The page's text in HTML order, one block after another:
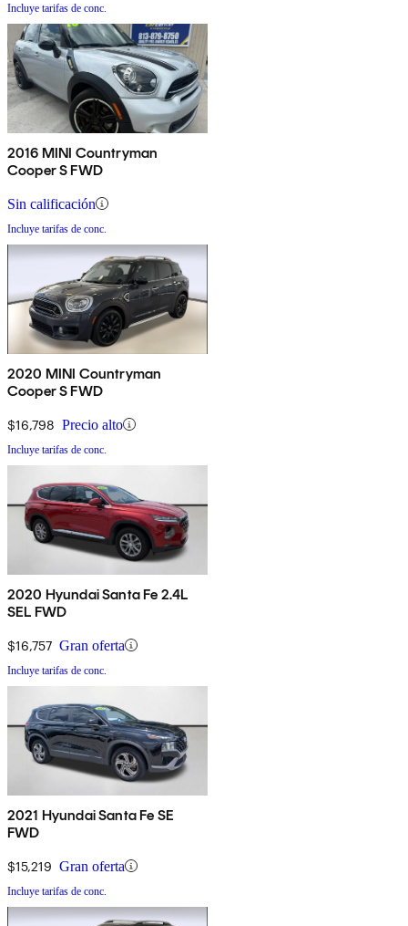
Incluye tarifas de conc.
2016 MINI Countryman
Cooper S FWD
Sin calificación
Incluye tarifas de conc.
2020 MINI Countryman
Cooper S FWD
$16,798 Precio alto
Incluye tarifas de conc.
2020 Hyundai Santa Fe 2.4L
SEL FWD
$16,757 Gran oferta
Incluye tarifas de conc.
2021 Hyundai Santa Fe SE
FWD
$15,219 Gran oferta
Incluye tarifas de conc.